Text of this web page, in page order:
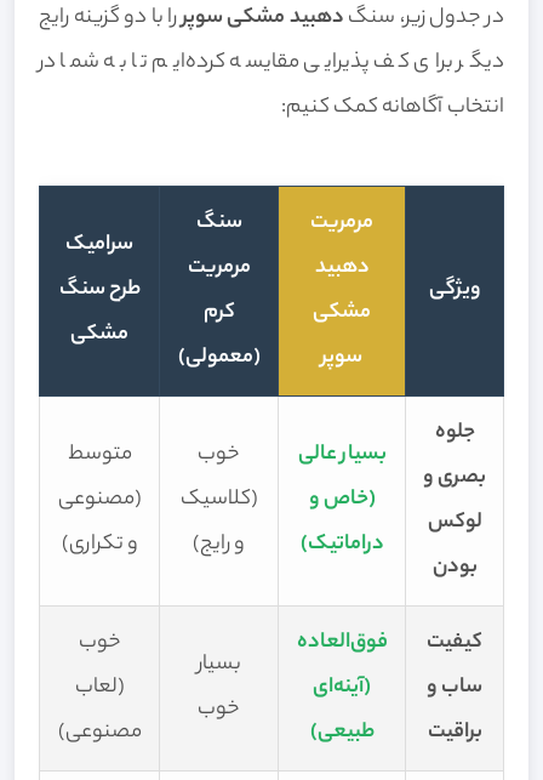
در جدول زیر، سنگدهبید مشکی سوپررا با دو گزینه رایج
دیگر برای کف پذیرایی مقایسه کرده‌ایم تا به شما در
انتخاب آگاهانه کمک کنیم:
ویژگی
مرمریت
دهبید
مشکی
سوپر
سنگ
مرمریت
کرم
(معمولی)
سرامیک
طرح سنگ
مشکی
جلوه
بصری و
لوکس
بودن
بسیار عالی
(خاص و
دراماتیک)
خوب
(کلاسیک
و رایج)
متوسط
(مصنوعی
و تکراری)
کیفیت
ساب و
براقیت
فوق‌العاده
(آینه‌ای
طبیعی)
بسیار
خوب
خوب
(لعاب
مصنوعی)